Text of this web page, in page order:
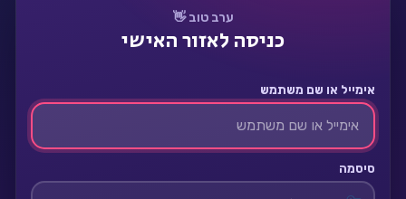
ערב טוב 👋
כניסה לאזור האישי
אימייל או שם משתמש
סיסמה